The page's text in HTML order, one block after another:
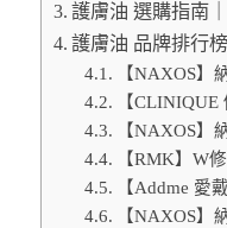
護膚油 選購指南
護膚油 品牌排行
【NAXOS】
【
【NAXOS
【RMK】W
【Addme 愛
【NAXOS